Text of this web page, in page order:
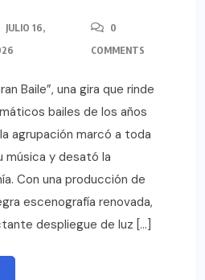
JULIO 16,
0
COMMENTS
Baile”, una gira que rinde
bailes de los años
agrupación marcó a toda
música y desató la
Con una producción de
escenografía renovada,
despliegue de luz […]